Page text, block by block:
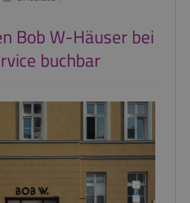
Bob W-Häuser bei
buchbar